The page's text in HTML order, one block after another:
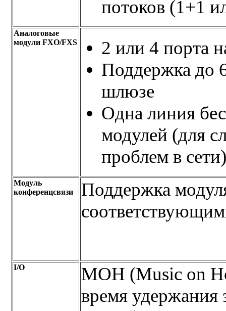
потоков (1+1
Аналоговые
модули FXO/FXS
2 или 4 порта
Поддержка до
шлюзе
Одна линия
модулей (для
проблем в
Модуль
конференцсвязи
Поддержка
I/O
MOH (Music on
время